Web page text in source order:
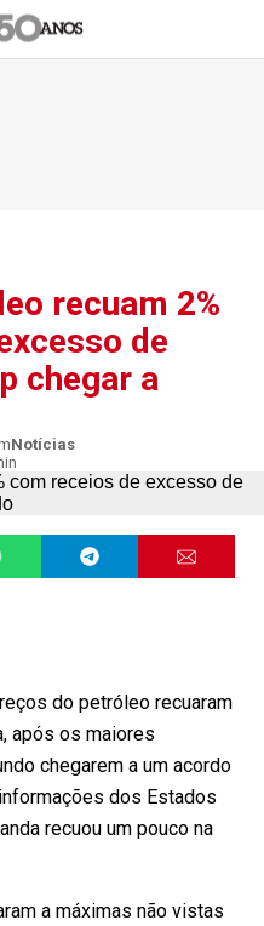
recuam 2%
de
chegar a
Notícias
do petróleo recuaram
após os maiores
chegarem a um acordo
dos Estados
recuou um pouco na
a máximas não vistas